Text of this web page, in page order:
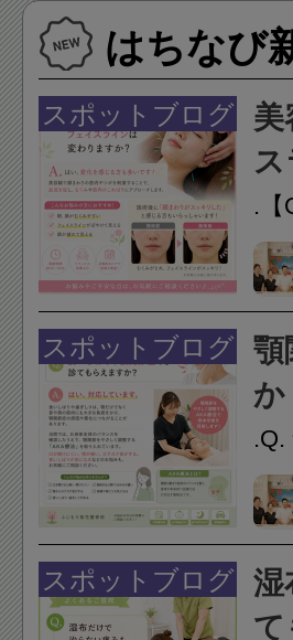
はちなび
スポットブログ
美
.【
ラ
変
で
こ
の
スポットブログ
顎
か
ら
す
け
担
スポットブログ
湿
て